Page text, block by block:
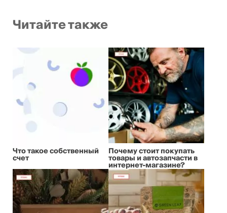
Читайте также
Что такое собственный
счет
Почему стоит покупать
товары и автозапчасти в
интернет-магазине?